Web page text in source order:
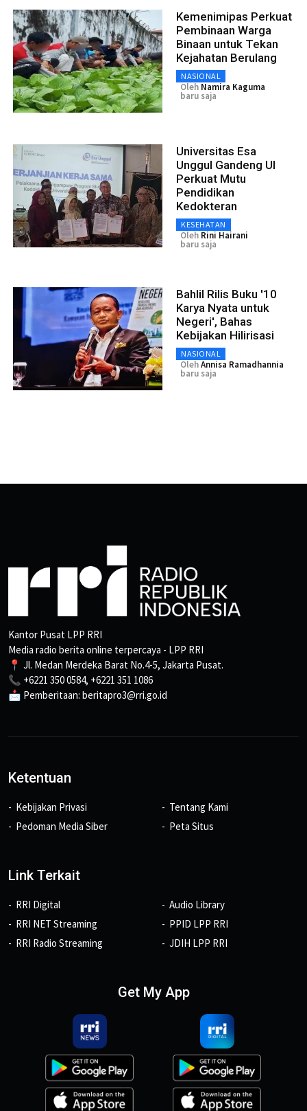
Kemenimipas Perkuat
Pembinaan Warga
Binaan untuk Tekan
Kejahatan Berulang
NASIONAL
Oleh Namira Kaguma
baru saja
Universitas Esa
Unggul Gandeng UI
Perkuat Mutu
Pendidikan
Kedokteran
KESEHATAN
Oleh Rini Hairani
baru saja
Bahlil Rilis Buku '10
Karya Nyata untuk
Negeri', Bahas
Kebijakan Hilirisasi
NASIONAL
OlehAnnisa Ramadhannia
baru saja
Kantor Pusat LPP RRI
Media radio berita online terpercaya - LPP RRI
📍 Jl. Medan Merdeka Barat No.4-5, Jakarta Pusat.
📞 +6221 350 0584, +6221 351 1086
📩 Pemberitaan: beritapro3@rri.go.id
Ketentuan
Kebijakan Privasi
Pedoman Media Siber
Tentang Kami
Peta Situs
Link Terkait
RRI Digital
RRI NET Streaming
RRI Radio Streaming
Audio Library
PPID LPP RRI
JDIH LPP RRI
Get My App